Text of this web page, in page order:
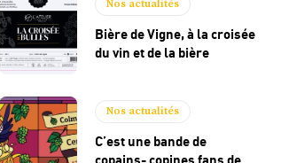
Nos actualités
Bière de Vigne, à la croisée
du vin et de la bière
Nos actualités
C’est une bande de
copains- copines fans de